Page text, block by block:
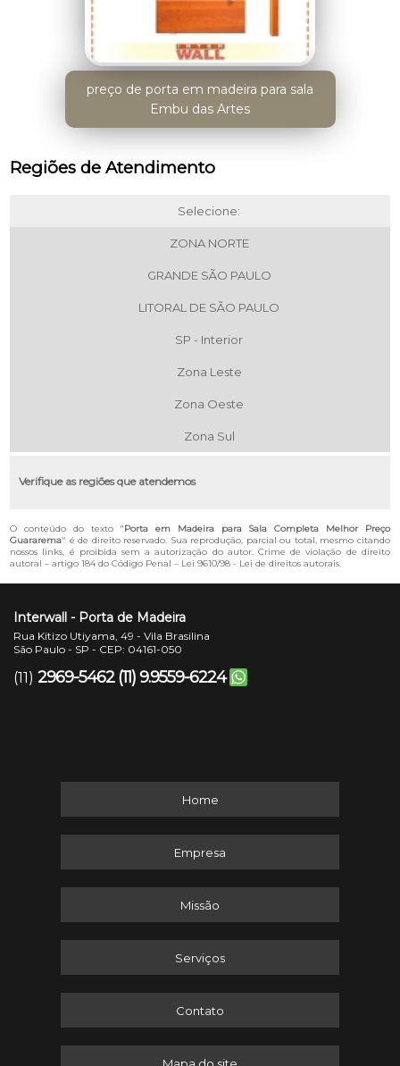
preço de porta em madeira para sala
Embu das Artes
Regiões de Atendimento
Selecione:
ZONA NORTE
GRANDE SÃO PAULO
LITORAL DE SÃO PAULO
SP - Interior
Zona Leste
Zona Oeste
Zona Sul
Verifique as regiões que atendemos
O conteúdo do texto "Porta em Madeira para Sala Completa Melhor Preço
Guararema" é de direito reservado. Sua reprodução, parcial ou total, mesmo citando
nossos links, é proibida sem a autorização do autor. Crime de violação de direito
autoral – artigo 184 do Código Penal – Lei 9610/98 - Lei de direitos autorais.
Interwall - Porta de Madeira
Rua Kitizo Utiyama, 49 - Vila Brasilina
São Paulo - SP - CEP: 04161-050
(11) 2969-5462 (11) 9.9559-6224
Home
Empresa
Missão
Serviços
Contato